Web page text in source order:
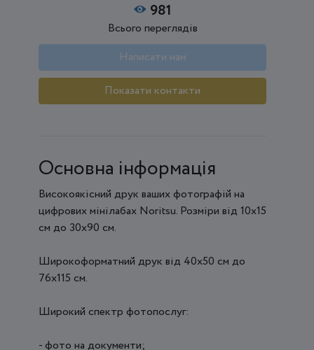
981
Всього переглядів
Написати нам
Показати контакти
Основна інформація
Високоякісний друк ваших фотографій на
цифрових мінілабах Noritsu. Розміри від 10х15
см до 30х90 см.
Широкоформатний друк від 40х50 см до
76х115 см.
Широкий спектр фотопослуг:
- фото на документи;